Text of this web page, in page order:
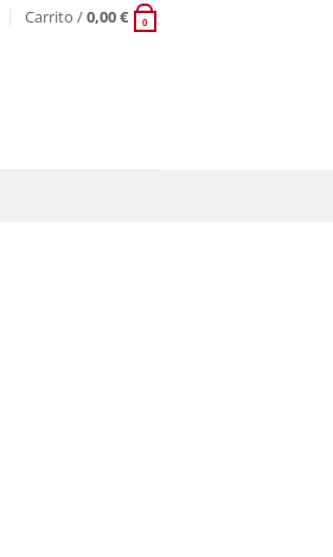
Carrito /0,00€ 0